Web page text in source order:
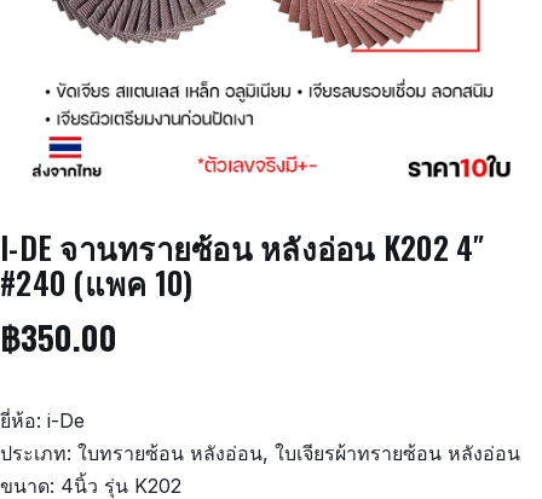
I-DE จานทรายซ้อน หลังอ่อน K202 4″
#240 (แพค 10)
฿350.00
ยี่ห้อ: i-De
ประเภท: ใบทรายซ้อน หลังอ่อน, ใบเจียรผ้าทรายซ้อน หลังอ่อน
ขนาด: 4นิ้ว รุ่น K202